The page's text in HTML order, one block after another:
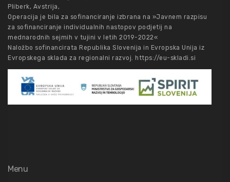
Pliberk, Avstrija,
Operacija je bila za sofinanciranje izbrana na »Javnem razpisu
za sofinanciranje individualnih nastopov podjetij na
mednarodnih sejmih v tujini v letih 2019-2022«
Naložbo sofinancirata Republika Slovenija in Evropska Unija iz
Evropskega sklada za regionalni razvoj. https://eu-skladi.si
Menu